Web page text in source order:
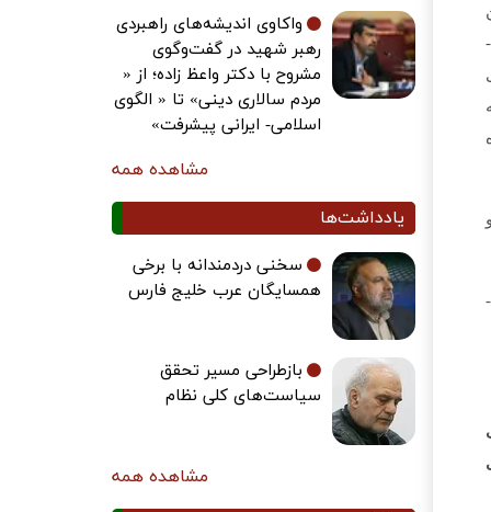
موضوع در آن منطقه و در آن شرایط زمانی به یک حادثه و موضوع جذاب اجتماعی تبدیل شد، اشرار و تفنگچی‌­ها در دسته‌­
هرچند به دلیل مرز طولانی با افغانستان به عنوان بزرگترین مرکز تولید مواد مخدر در جهان، هنوز برخی ناامنی‌­ها پدید می‌­
واکاوی اندیشه‌های راهبردی
رهبر شهید در گفت‌وگوی
مشروح با دکتر واعظ زاده؛ از «
مردم سالاری دینی» تا « الگوی
اسلامی- ایرانی پیشرفت»
مشاهده همه
یادداشت‌ها
سخنی دردمندانه با برخی
همسایگان عرب خلیج فارس
بازطراحی مسیر تحقق
سیاست‌های کلی نظام
مشاهده همه